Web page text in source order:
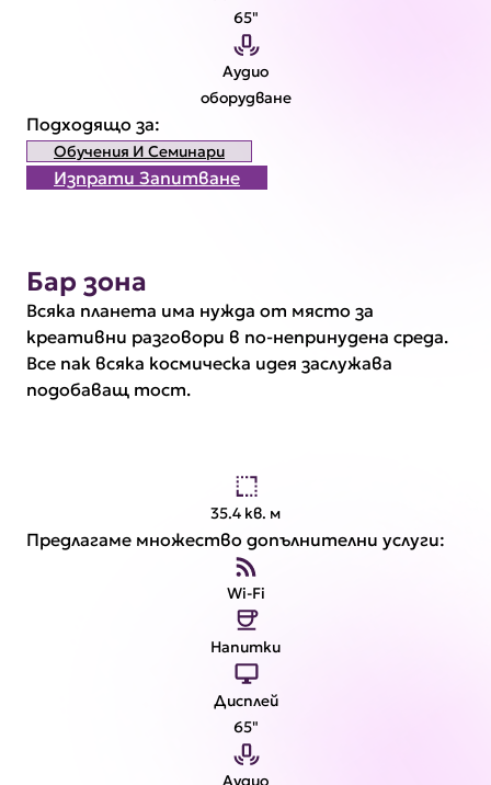
65"
Аудио
оборудване
Подходящо за:
Обучения И Семинари
Изпрати Запитване
Бар зона
Всяка планета има нужда от място за
креативни разговори в по-непринудена среда.
Все пак всяка космическа идея заслужава
подобаващ тост.
35.4 кв. м
Предлагаме множество допълнителни услуги:
Wi-Fi
Напитки
Дисплей
65"
Аудио